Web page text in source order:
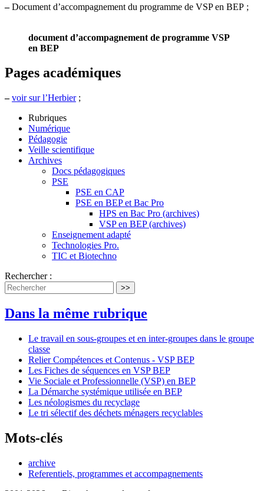
–Document d’accompagnement du programme de VSP en BEP ;
document d’accompagnement de programme VSP
en BEP
Pages académiques
– voir sur l’Herbier;
Rubriques
Numérique
Pédagogie
Veille scientifique
Archives
Docs pédagogiques
PSE
PSE en CAP
PSE en BEP et Bac Pro
HPS en Bac Pro (archives)
VSP en BEP (archives)
Enseignement adapté
Technologies Pro.
TIC et Biotechno
Rechercher :
>>
Dans la même rubrique
Le travail en sous-groupes et en inter-groupes dans le groupe
classe
Relier Compétences et Contenus - VSP BEP
Les Fiches de séquences en VSP BEP
Vie Sociale et Professionnelle (VSP) en BEP
La Démarche systémique utilisée en BEP
Les néologismes du recyclage
Le tri sélectif des déchets ménagers recyclables
Mots-clés
archive
Referentiels, programmes et accompagnements